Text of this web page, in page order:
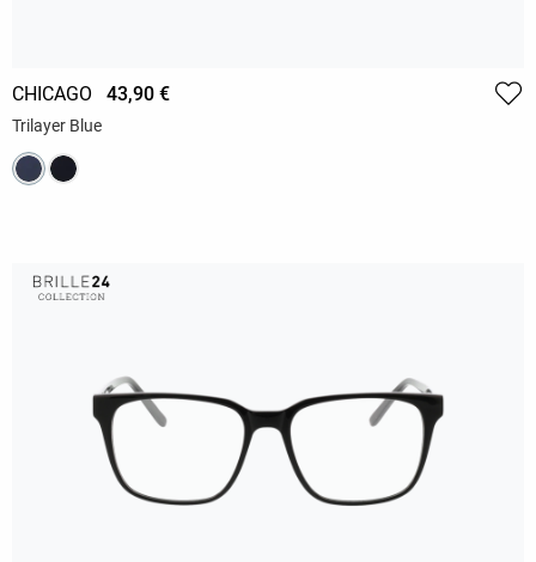
CHICAGO 43,90 €
Trilayer Blue